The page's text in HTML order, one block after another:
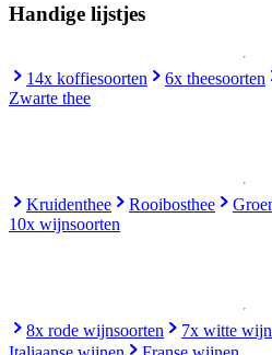
Handige lijstjes
14x koffiesoorten 6x theesoorten
Zwarte thee
Kruidenthee Rooibosthee
10x wijnsoorten
8x rode wijnsoorten 7x witte